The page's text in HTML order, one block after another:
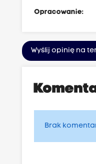
Opracowanie:
Wyślij opinię na
Brak